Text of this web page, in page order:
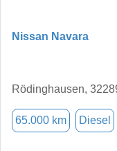
Nissan Navara
Rödinghausen,
65.000 km Diesel